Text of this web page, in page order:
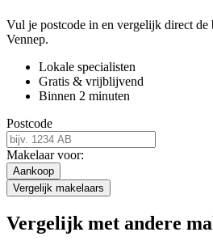
Vul je postcode in en vergelijk direct de
Vennep.
Lokale specialisten
Gratis & vrijblijvend
Binnen 2 minuten
Postcode
Makelaar voor:
Aankoop
Vergelijk makelaars
Vergelijk met andere